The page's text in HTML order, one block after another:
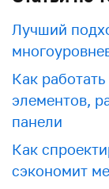
Лучший
Как
элементов,
панели
Как
сэкономит